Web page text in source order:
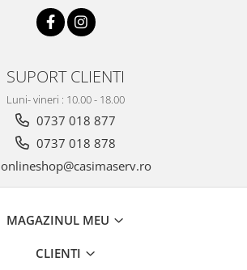
SUPORT CLIENTI
Luni- vineri : 10.00 - 18.00
0737 018 877
0737 018 878
onlineshop@casimaserv.ro
MAGAZINUL MEU
CLIENTI